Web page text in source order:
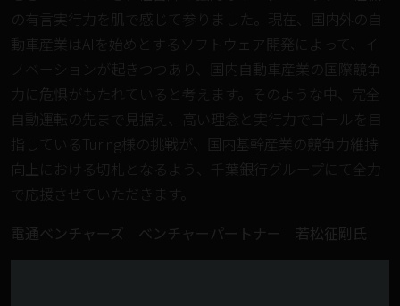
の有言実行力を肌で感じて参りました。現在、国内外の自
動車産業はAIを始めとするソフトウェア開発によって、イ
ノベーションが起きつつあり、国内自動車産業の国際競争
力に危惧がもたれていると考えます。そのような中、完全
自動運転の先まで見据え、高い理念と実行力でゴールを目
指しているTuring様の挑戦が、国内基幹産業の競争力維持
向上における切札となるよう、千葉銀行グループにて全力
で応援させていただきます。
電通ベンチャーズ ベンチャーパートナー 若松征剛氏